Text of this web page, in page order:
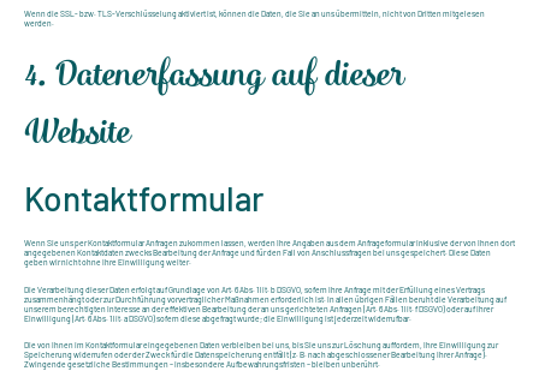
Wenn die SSL- bzw. TLS-Verschlüsselung aktiviert ist, können die Daten, die Sie an uns übermitteln, nicht von Dritten mitgelesen
werden.
4. Datenerfassung auf dieser
Website
Kontaktformular
Wenn Sie uns per Kontaktformular Anfragen zukommen lassen, werden Ihre Angaben aus dem Anfrageformular inklusive der von Ihnen dort
angegebenen Kontaktdaten zwecks Bearbeitung der Anfrage und für den Fall von Anschlussfragen bei uns gespeichert. Diese Daten
geben wir nicht ohne Ihre Einwilligung weiter.
Die Verarbeitung dieser Daten erfolgt auf Grundlage von Art. 6 Abs. 1 lit. b DSGVO, sofern Ihre Anfrage mit der Erfüllung eines Vertrags
zusammenhängt oder zur Durchführung vorvertraglicher Maßnahmen erforderlich ist. In allen übrigen Fällen beruht die Verarbeitung auf
unserem berechtigten Interesse an der effektiven Bearbeitung der an uns gerichteten Anfragen (Art. 6 Abs. 1 lit. f DSGVO) oder auf Ihrer
Einwilligung (Art. 6 Abs. 1 lit. a DSGVO) sofern diese abgefragt wurde; die Einwilligung ist jederzeit widerrufbar.
Die von Ihnen im Kontaktformular eingegebenen Daten verbleiben bei uns, bis Sie uns zur Löschung auffordern, Ihre Einwilligung zur
Speicherung widerrufen oder der Zweck für die Datenspeicherung entfällt (z. B. nach abgeschlossener Bearbeitung Ihrer Anfrage).
Zwingende gesetzliche Bestimmungen – insbesondere Aufbewahrungsfristen – bleiben unberührt.